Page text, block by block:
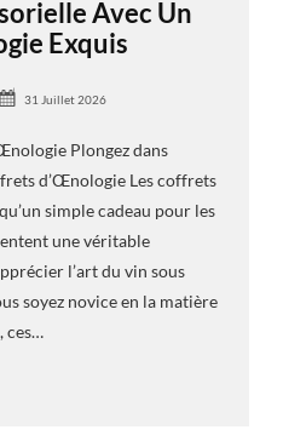
Avec Un
Exquis
31 Juillet 2026
Plongez dans
d’Œnologie Les coffrets
simple cadeau pour les
une véritable
l’art du vin sous
soyez novice en la matière
ces…